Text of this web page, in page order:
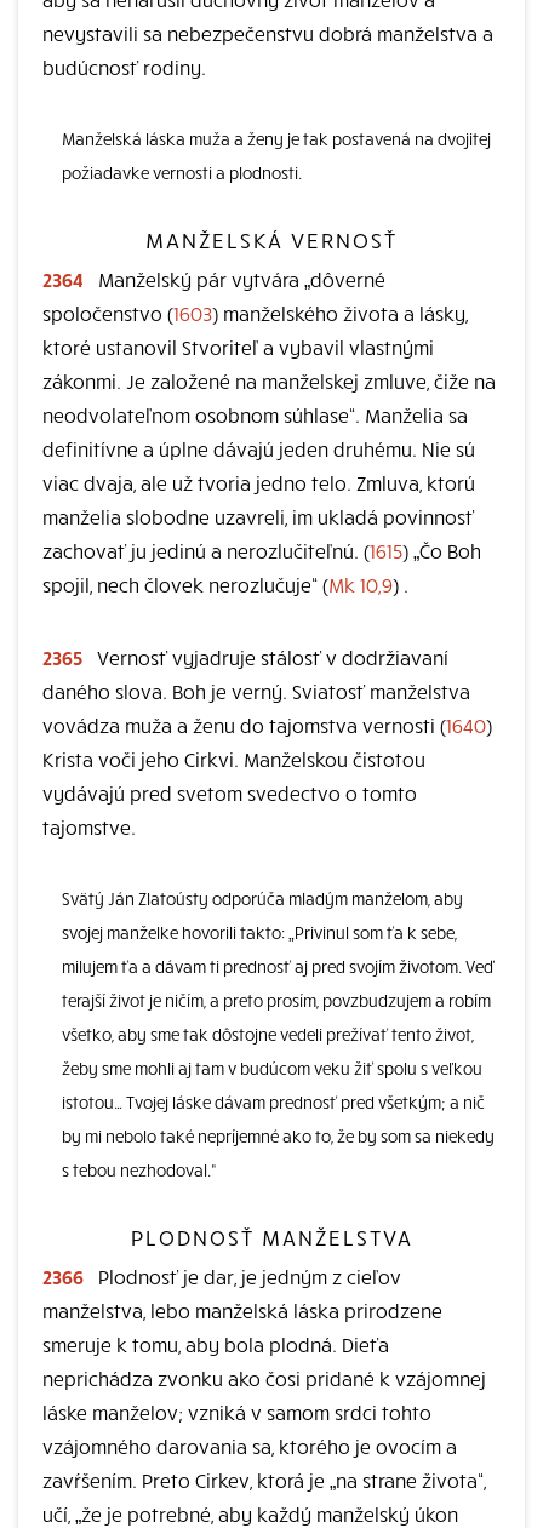
nevystavili sa nebezpečenstvu dobrá manželstva a
budúcnosť rodiny.
Manželská láska muža a ženy je tak postavená na dvojitej
požiadavke vernosti a plodnosti.
MANŽELSKÁ VERNOSŤ
2364
Manželský pár vytvára „dôverné
spoločenstvo (1603) manželského života a lásky,
ktoré ustanovil Stvoriteľ a vybavil vlastnými
zákonmi. Je založené na manželskej zmluve, čiže na
neodvolateľnom osobnom súhlase“. Manželia sa
definitívne a úplne dávajú jeden druhému. Nie sú
viac dvaja, ale už tvoria jedno telo. Zmluva, ktorú
manželia slobodne uzavreli, im ukladá povinnosť
zachovať ju jedinú a nerozlučiteľnú. (1615) „Čo Boh
spojil, nech človek nerozlučuje“ (Mk 10,9) .
2365 Vernosť vyjadruje stálosť v dodržiavaní
daného slova. Boh je verný. Sviatosť manželstva
vovádza muža a ženu do tajomstva vernosti (1640)
Krista voči jeho Cirkvi. Manželskou čistotou
vydávajú pred svetom svedectvo o tomto
tajomstve.
Svätý Ján Zlatoústy odporúča mladým manželom, aby
svojej manželke hovorili takto: „Privinul som ťa k sebe,
milujem ťa a dávam ti prednosť aj pred svojím životom. Veď
terajší život je ničím, a preto prosím, povzbudzujem a robím
všetko, aby sme tak dôstojne vedeli prežívať tento život,
žeby sme mohli aj tam v budúcom veku žiť spolu s veľkou
istotou… Tvojej láske dávam prednosť pred všetkým; a nič
by mi nebolo také nepríjemné ako to, že by som sa niekedy
s tebou nezhodoval.“
PLODNOSŤ MANŽELSTVA
2366
Plodnosť je dar, je jedným z cieľov
manželstva, lebo manželská láska prirodzene
smeruje k tomu, aby bola plodná. Dieťa
neprichádza zvonku ako čosi pridané k vzájomnej
láske manželov; vzniká v samom srdci tohto
vzájomného darovania sa, ktorého je ovocím a
zavŕšením. Preto Cirkev, ktorá je „na strane života“,
učí, „že je potrebné, aby každý manželský úkon